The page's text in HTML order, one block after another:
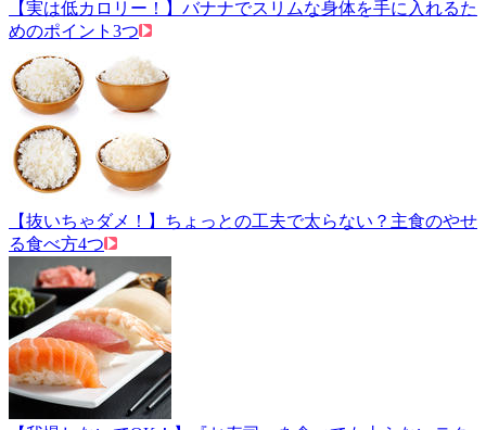
【実は低カロリー！】バナナでスリムな身体を手に入れるた
めのポイント3つ
【抜いちゃダメ！】ちょっとの工夫で太らない？主食のやせ
る食べ方4つ